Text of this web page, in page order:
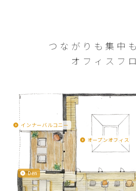
つながりも集中
オフィスフ
Den
オープンオフィス
インナーバルコニー